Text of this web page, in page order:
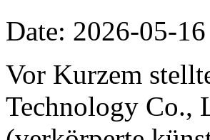
Date: 2026-05-16
Vor Kurzem
Technology Co.,